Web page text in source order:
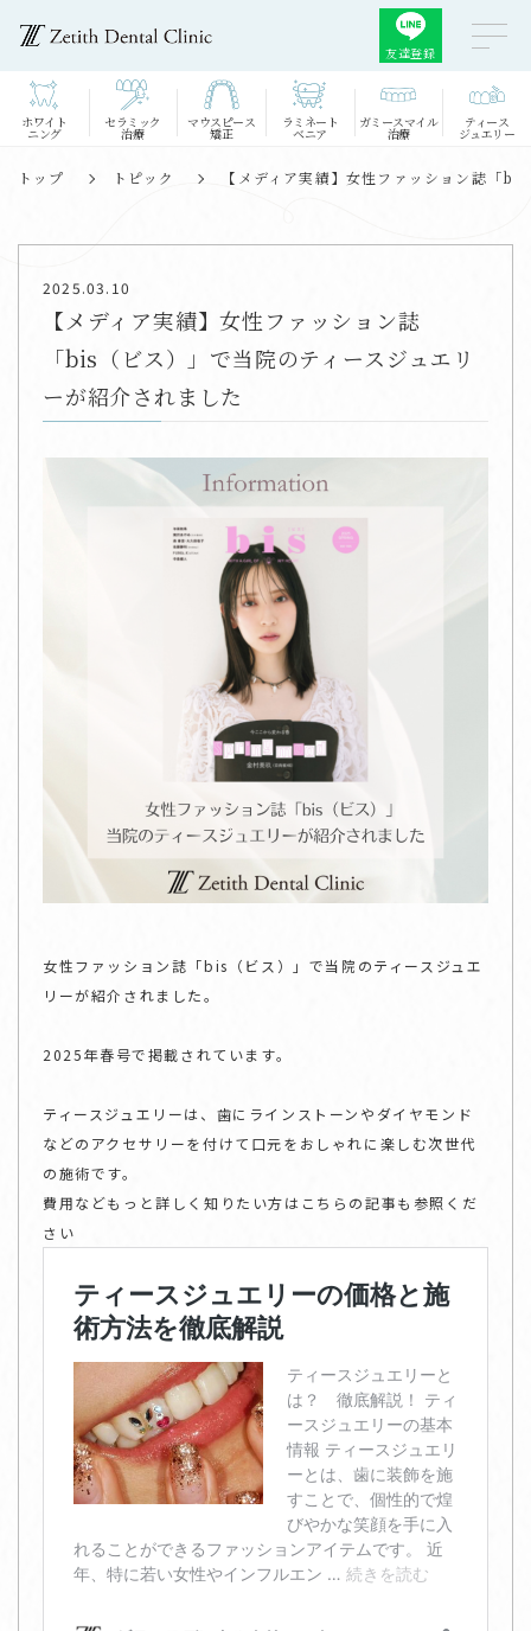
友達登録
ホワイト
ニング
セラミック
治療
マウスピース
矯正
ラミネート
ベニア
ガミースマイル
治療
ティース
ジュエリー
トップ トピック 【メディア実績】女性ファッション誌「
2025.03.10
【メディア実績】女性ファッション誌
「bis（ビス）」で当院のティースジュエリ
ーが紹介されました
女性ファッション誌「bis（ビス）」で当院のティースジュエ
リーが紹介されました。
2025年春号で掲載されています。
ティースジュエリーは、歯にラインストーンやダイヤモンド
などのアクセサリーを付けて口元をおしゃれに楽しむ次世代
の施術です。
費用などもっと詳しく知りたい方はこちらの記事も参照くだ
さい